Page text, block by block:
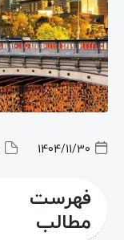
1404/11/30
فهرست
مطالب